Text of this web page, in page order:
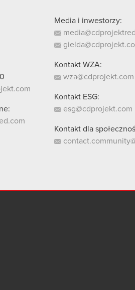
Media i inwestorzy:
Kontakt WZA:
wza@cdprojekt.com
Kontakt ESG:
esg@cdprojekt.com
Kontakt dla